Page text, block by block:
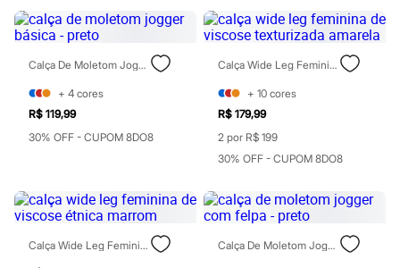
Bermudas
Camisetas
Calças
Calçados
Regatas
Moda íntima
Cuecas
Meias
Pijamas
Plus size
Blusas e Camisetas
Calças
Camisas
Casacos e Jaquetas
Calça De Moletom Jogger Básica - Preto
+ 4 cores
R$ 119,99
30% OFF - CUPOM 8DO8
Calça Wide Leg Feminina De Viscose Texturizada Amarela
+ 10 cores
R$ 179,99
2 por R$ 199
30% OFF - CUPOM 8DO8
Calça Wide Leg Feminina De Viscose Étnica Marrom Calça De Moletom Jogger Com Felpa - Preto